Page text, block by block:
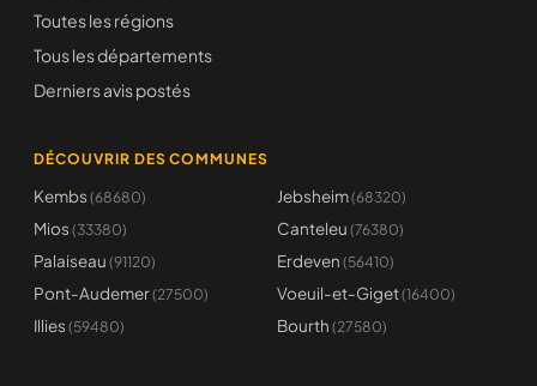
Toutes les régions
Tous les départements
Derniers avis postés
DÉCOUVRIR DES COMMUNES
Kembs (68680) Jebsheim(68320)
Mios (33380) Canteleu (76380)
Palaiseau (91120) Erdeven (56410)
Pont-Audemer(27500) Voeuil-et-Giget(16400)
Illies (59480) Bourth (27580)